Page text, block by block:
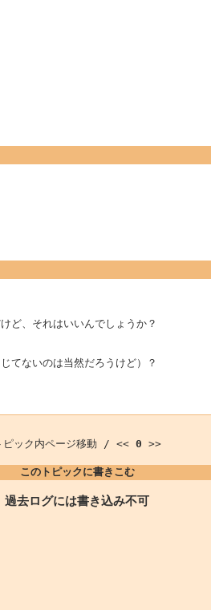
ど、それはいいんでしょうか？
てないのは当然だろうけど）？
ピック内ページ移動 / << 0 >>
このトピックに書きこむ
過去ログには書き込み不可